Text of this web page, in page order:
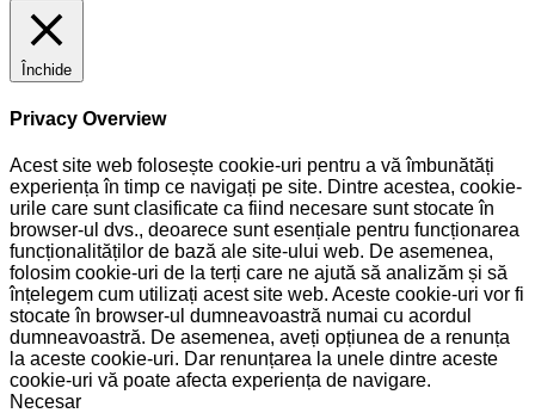
Închide
Privacy Overview
Acest site web folosește cookie-uri pentru a vă îmbunătăți
experiența în timp ce navigați pe site. Dintre acestea, cookie-
urile care sunt clasificate ca fiind necesare sunt stocate în
browser-ul dvs., deoarece sunt esențiale pentru funcționarea
funcționalităților de bază ale site-ului web. De asemenea,
folosim cookie-uri de la terți care ne ajută să analizăm și să
înțelegem cum utilizați acest site web. Aceste cookie-uri vor fi
stocate în browser-ul dumneavoastră numai cu acordul
dumneavoastră. De asemenea, aveți opțiunea de a renunța
la aceste cookie-uri. Dar renunțarea la unele dintre aceste
cookie-uri vă poate afecta experiența de navigare.
Necesar